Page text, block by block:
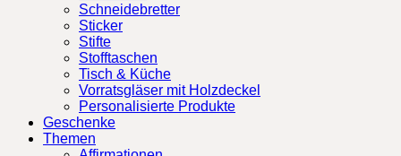
Schneidebretter
Sticker
Stifte
Stofftaschen
Tisch & Küche
Vorratsgläser mit Holzdeckel
Personalisierte Produkte
Geschenke
Themen